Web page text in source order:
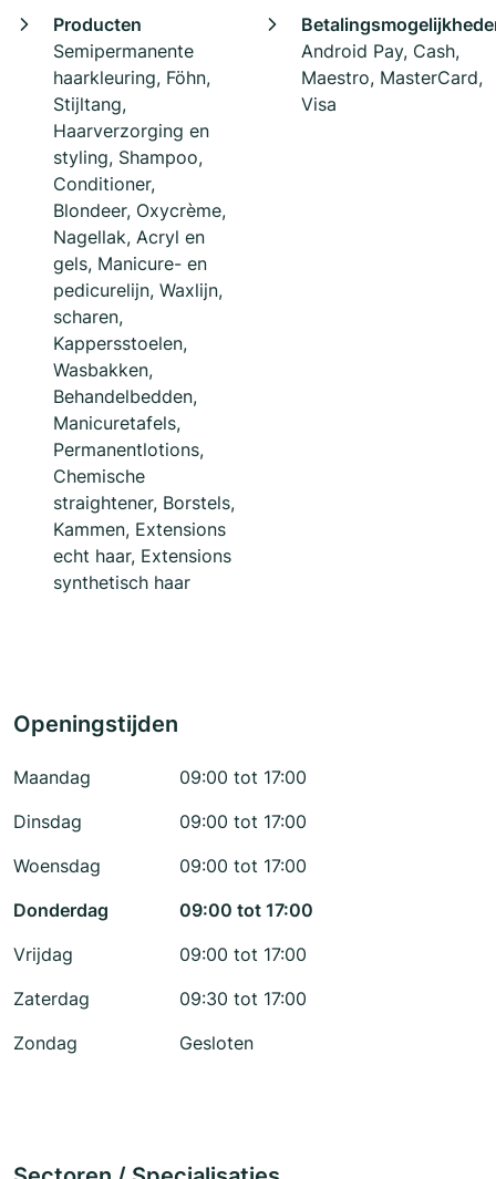
Producten
Semipermanente
haarkleuring, Föhn,
Stijltang,
Haarverzorging en
styling, Shampoo,
Conditioner,
Blondeer, Oxycrème,
Nagellak, Acryl en
gels, Manicure- en
pedicurelijn, Waxlijn,
scharen,
Kappersstoelen,
Wasbakken,
Behandelbedden,
Manicuretafels,
Permanentlotions,
Chemische
straightener, Borstels,
Kammen, Extensions
echt haar, Extensions
synthetisch haar
Android Pay, Cash,
Maestro, MasterCard,
Visa
Openingstijden
Maandag
09:00 tot 17:00
Dinsdag
09:00 tot 17:00
Woensdag
09:00 tot 17:00
Donderdag
09:00 tot 17:00
Vrijdag
09:00 tot 17:00
Zaterdag
09:30 tot 17:00
Zondag
Gesloten